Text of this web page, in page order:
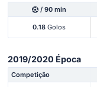
/ 90 min
0.18 Golos
2019/2020 Época
Competição